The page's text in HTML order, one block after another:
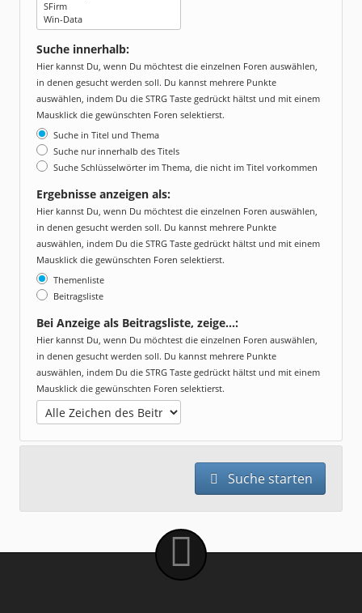
Suche innerhalb:
Hier kannst Du, wenn Du möchtest die einzelnen Foren auswählen,
in denen gesucht werden soll. Du kannst mehrere Punkte
auswählen, indem Du die STRG Taste gedrückt hältst und mit einem
Mausklick die gewünschten Foren selektierst.
Suche in Titel und Thema
Suche nur innerhalb des Titels
Suche Schlüsselwörter im Thema, die nicht im Titel vorkommen
Ergebnisse anzeigen als:
Hier kannst Du, wenn Du möchtest die einzelnen Foren auswählen,
in denen gesucht werden soll. Du kannst mehrere Punkte
auswählen, indem Du die STRG Taste gedrückt hältst und mit einem
Mausklick die gewünschten Foren selektierst.
Themenliste
Beitragsliste
Bei Anzeige als Beitragsliste, zeige...:
Hier kannst Du, wenn Du möchtest die einzelnen Foren auswählen,
in denen gesucht werden soll. Du kannst mehrere Punkte
auswählen, indem Du die STRG Taste gedrückt hältst und mit einem
Mausklick die gewünschten Foren selektierst.
Suche starten